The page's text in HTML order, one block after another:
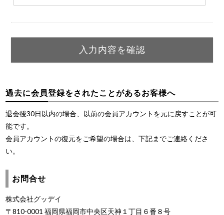
過去に会員登録をされたことがあるお客様へ
退会後30日以内の場合、以前の会員アカウントを元に戻すことが可
能です。
会員アカウントの復元をご希望の場合は、下記までご連絡くださ
い。
お問合せ
株式会社グッデイ
〒810-0001 福岡県福岡市中央区天神１丁目６番８号